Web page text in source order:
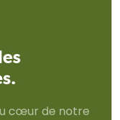
cœur de notre